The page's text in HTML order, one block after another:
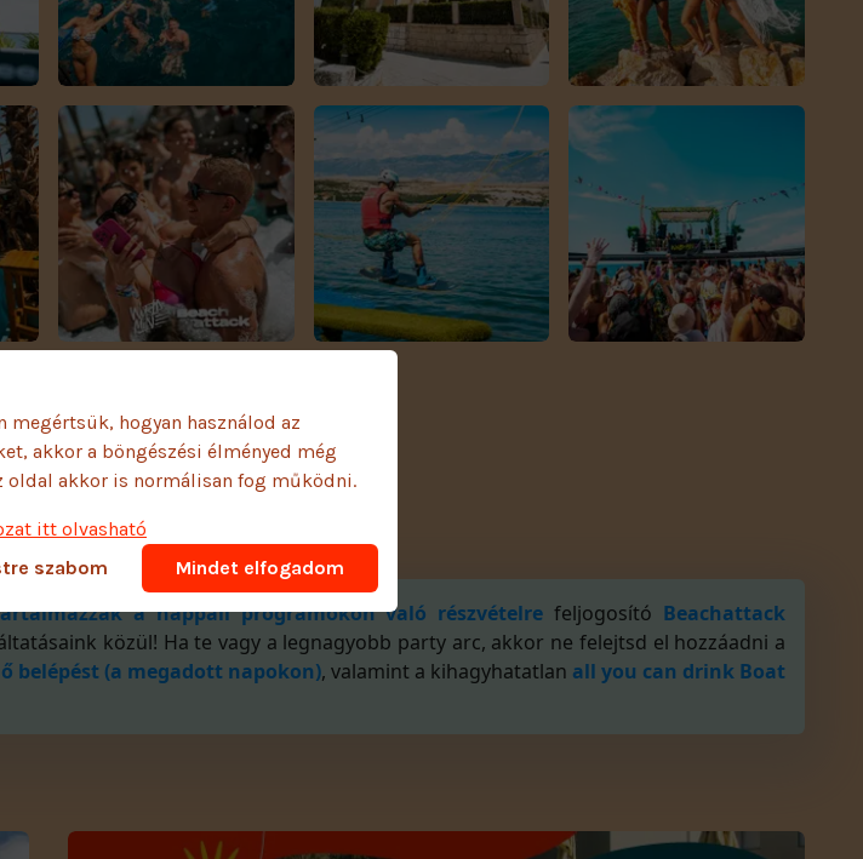
a nappali programokon való részvételre feljogosító Beachattack
közül! Ha te vagy a legnagyobb party arc, akkor ne felejtsd el hozzáadni a
belépést (a megadott napokon), valamint a kihagyhatatlan all you can drink Boat
hogyan használod az
akkor a böngészési élményed még
oldal akkor is normálisan fog működni.
itt olvasható
szabom
Mindet elfogadom